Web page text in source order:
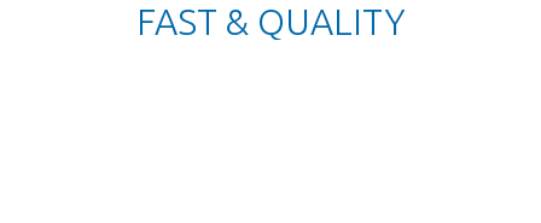
FAST & QUALITY